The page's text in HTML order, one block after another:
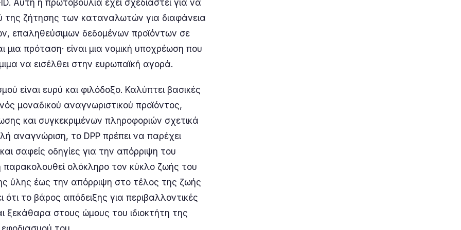
Αυτή η πρωτοβουλία έχει σχεδιαστεί για να
ζήτησης των καταναλωτών για διαφάνεια
επαληθεύσιμων δεδομένων προϊόντων σε
μια πρόταση· είναι μια νομική υποχρέωση που
να εισέλθει στην ευρωπαϊκή αγορά.
είναι ευρύ και φιλόδοξο. Καλύπτει βασικές
μοναδικού αναγνωριστικού προϊόντος,
και συγκεκριμένων πληροφοριών σχετικά
αναγνώριση, το DPP πρέπει να παρέχει
σαφείς οδηγίες για την απόρριψη του
ολόκληρο τον κύκλο ζωής του
ύλης έως την απόρριψη στο τέλος της ζωής
ότι το βάρος απόδειξης για περιβαλλοντικές
ξεκάθαρα στους ώμους του ιδιοκτήτη της